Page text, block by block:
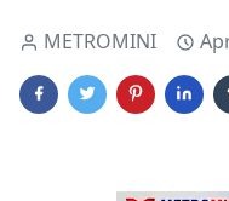
METROMINI